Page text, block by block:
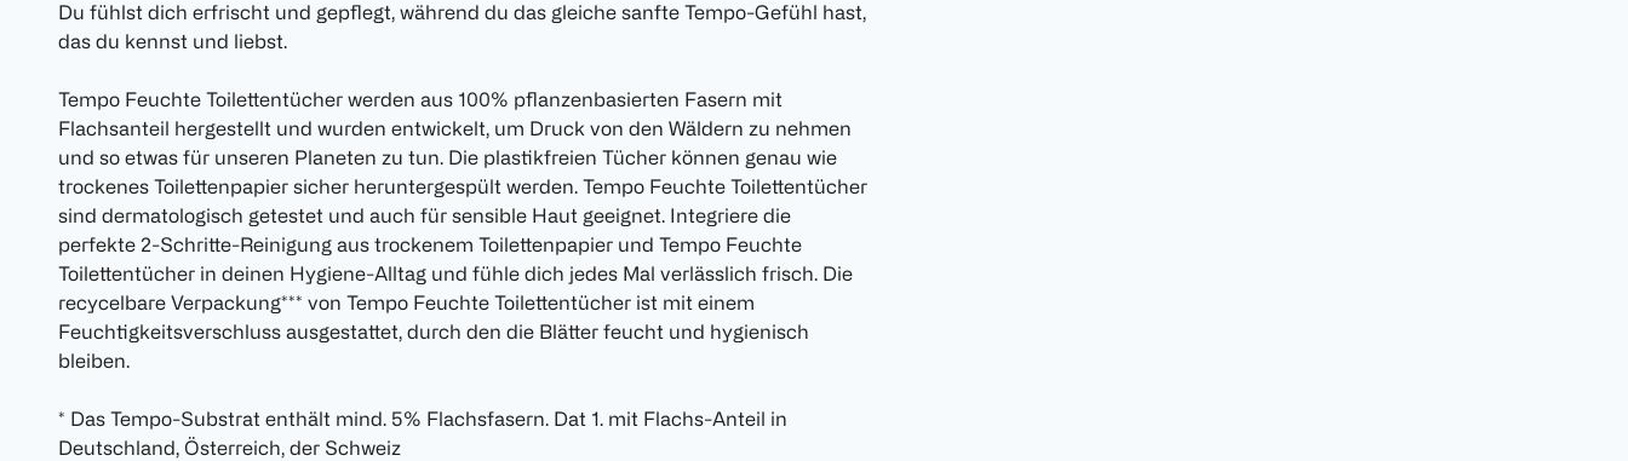
Du fühlst dich erfrischt und gepflegt, während du das gleiche sanfte Tempo-Gefühl hast,
das du kennst und liebst.
Tempo Feuchte Toilettentücher werden aus 100% pflanzenbasierten Fasern mit
Flachsanteil hergestellt und wurden entwickelt, um Druck von den Wäldern zu nehmen
und so etwas für unseren Planeten zu tun. Die plastikfreien Tücher können genau wie
trockenes Toilettenpapier sicher heruntergespült werden. Tempo Feuchte Toilettentücher
sind dermatologisch getestet und auch für sensible Haut geeignet. Integriere die
perfekte 2-Schritte-Reinigung aus trockenem Toilettenpapier und Tempo Feuchte
Toilettentücher in deinen Hygiene-Alltag und fühle dich jedes Mal verlässlich frisch. Die
recycelbare Verpackung*** von Tempo Feuchte Toilettentücher ist mit einem
Feuchtigkeitsverschluss ausgestattet, durch den die Blätter feucht und hygienisch
bleiben.
* Das Tempo-Substrat enthält mind. 5% Flachsfasern. Dat 1. mit Flachs-Anteil in
Deutschland, Österreich, der Schweiz